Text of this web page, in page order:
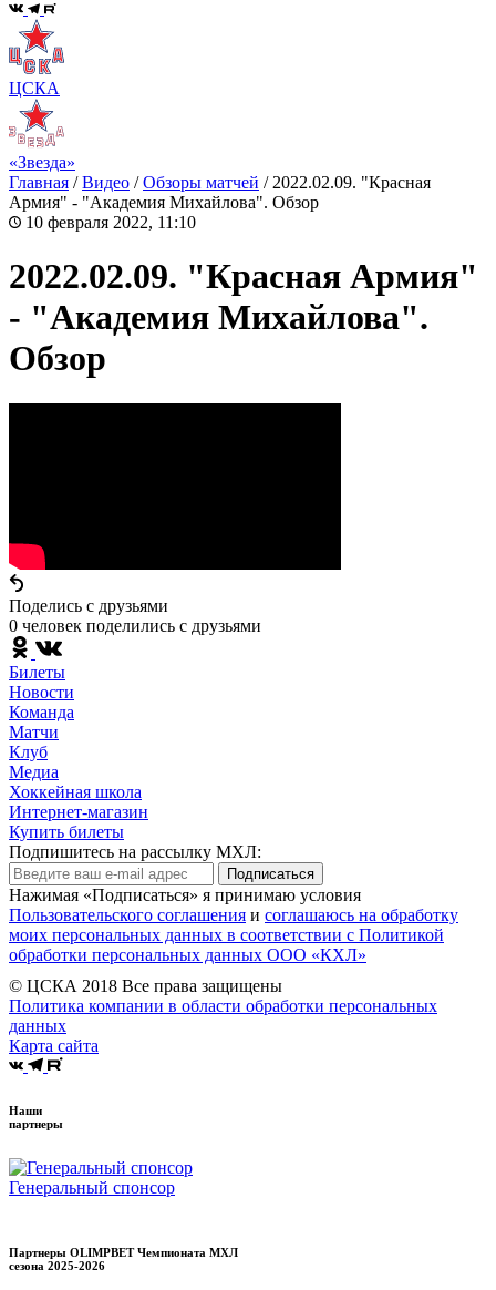
ЦСКА
«Звезда»
Главная /Видео /Обзоры матчей / 2022.02.09. "Красная
Армия" - "Академия Михайлова". Обзор
10 февраля 2022, 11:10
2022.02.09. "Красная Армия"
- "Академия Михайлова".
Обзор
Поделись c друзьями
0 человек поделились c друзьями
Билеты
Новости
Команда
Матчи
Клуб
Медиа
Хоккейная школа
Интернет-магазин
Купить билеты
Подпишитесь на рассылку МХЛ:
Подписаться
Нажимая «Подписаться» я принимаю условия
Пользовательского соглашения и соглашаюсь на обработку
моих персональных данных в соответствии с Политикой
обработки персональных данных ООО «КХЛ»
© ЦСКА 2018 Все права защищены
Политика компании в области обработки персональных
данных
Карта сайта
Наши
партнеры
Генеральный спонсор
Партнеры OLIMPBET Чемпионата МХЛ
сезона 2025-2026